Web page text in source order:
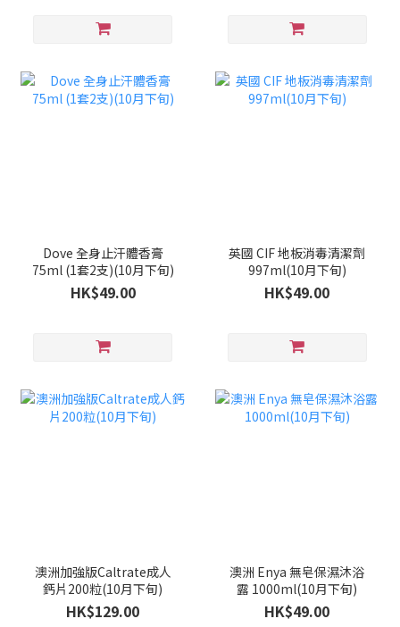
Dove 全身止汗體香膏
75ml (1套2支)(10月下旬)
HK$49.00
英國 CIF 地板消毒清潔劑
997ml(10月下旬)
HK$49.00
澳洲加強版Caltrate成人
鈣片200粒(10月下旬)
HK$129.00
澳洲 Enya 無皂保濕沐浴
露 1000ml(10月下旬)
HK$49.00